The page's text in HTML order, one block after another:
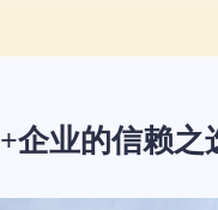
企业的信赖之